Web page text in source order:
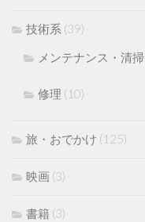
技術系 (39)
メンテナンス・清掃
修理 (10)
旅・おでかけ (125)
映画 (3)
書籍 (3)